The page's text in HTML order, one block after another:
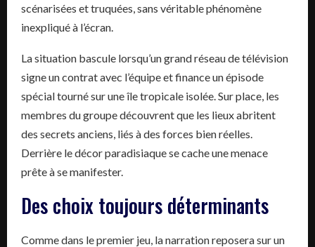
scénarisées et truquées, sans véritable phénomène
inexpliqué à l’écran.
La situation bascule lorsqu’un grand réseau de télévision
signe un contrat avec l’équipe et finance un épisode
spécial tourné sur une île tropicale isolée. Sur place, les
membres du groupe découvrent que les lieux abritent
des secrets anciens, liés à des forces bien réelles.
Derrière le décor paradisiaque se cache une menace
prête à se manifester.
Des choix toujours déterminants
Comme dans le premier jeu, la narration reposera sur un